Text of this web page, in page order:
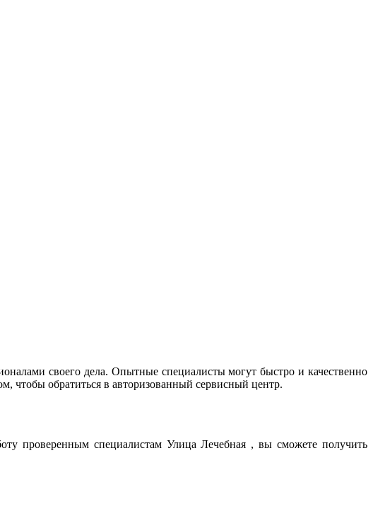
своего дела. Опытные специалисты могут быстро и качественно
чтобы обратиться в авторизованный сервисный центр.
проверенным специалистам Улица Лечебная , вы сможете получить